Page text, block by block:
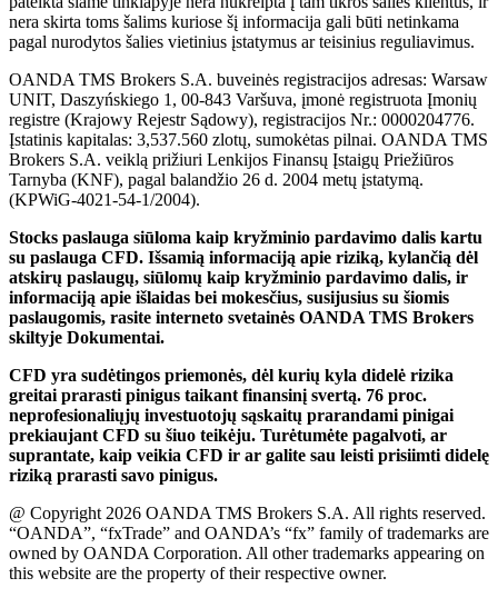
nera skirta toms šalims kuriose šį informacija gali būti netinkama
pagal nurodytos šalies vietinius įstatymus ar teisinius reguliavimus.
OANDA TMS Brokers S.A. buveinės registracijos adresas: Warsaw
UNIT, Daszyńskiego 1, 00-843 Varšuva, įmonė registruota Įmonių
registre (Krajowy Rejestr Sądowy), registracijos Nr.: 0000204776.
Įstatinis kapitalas: 3,537.560 zlotų, sumokėtas pilnai. OANDA TMS
Brokers S.A. veiklą prižiuri Lenkijos Finansų Įstaigų Priežiūros
Tarnyba (KNF), pagal balandžio 26 d. 2004 metų įstatymą.
(KPWiG-4021-54-1/2004).
Stocks paslauga siūloma kaip kryžminio pardavimo dalis kartu
su paslauga CFD. Išsamią informaciją apie riziką, kylančią dėl
atskirų paslaugų, siūlomų kaip kryžminio pardavimo dalis, ir
informaciją apie išlaidas bei mokesčius, susijusius su šiomis
paslaugomis, rasite interneto svetainės OANDA TMS Brokers
skiltyje Dokumentai.
CFD yra sudėtingos priemonės, dėl kurių kyla didelė rizika
greitai prarasti pinigus taikant finansinį svertą. 76 proc.
neprofesionaliųjų investuotojų sąskaitų prarandami pinigai
prekiaujant CFD su šiuo teikėju. Turėtumėte pagalvoti, ar
suprantate, kaip veikia CFD ir ar galite sau leisti prisiimti didelę
riziką prarasti savo pinigus.
@ Copyright 2026 OANDA TMS Brokers S.A. All rights reserved.
“OANDA”, “fxTrade” and OANDA’s “fx” family of trademarks are
owned by OANDA Corporation. All other trademarks appearing on
this website are the property of their respective owner.